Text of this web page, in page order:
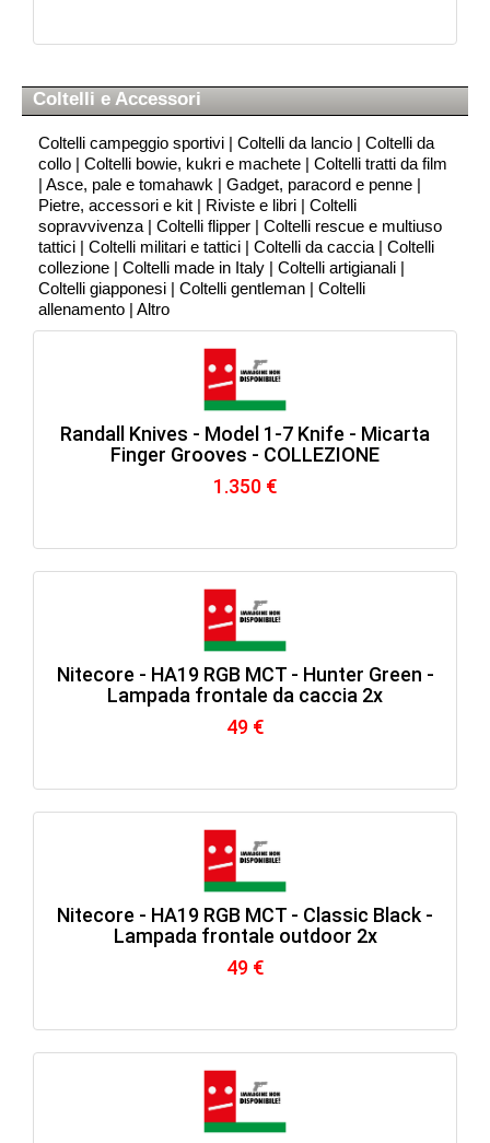
Coltelli e Accessori
Coltelli campeggio sportivi | Coltelli da lancio | Coltelli da
collo | Coltelli bowie, kukri e machete | Coltelli tratti da film
| Asce, pale e tomahawk | Gadget, paracord e penne |
Pietre, accessori e kit | Riviste e libri | Coltelli
sopravvivenza | Coltelli flipper | Coltelli rescue e multiuso
tattici | Coltelli militari e tattici | Coltelli da caccia | Coltelli
collezione | Coltelli made in Italy | Coltelli artigianali |
Coltelli giapponesi | Coltelli gentleman | Coltelli
allenamento | Altro
Randall Knives - Model 1-7 Knife - Micarta
Finger Grooves - COLLEZIONE
1.350 €
Nitecore - HA19 RGB MCT - Hunter Green -
Lampada frontale da caccia 2x
49 €
Nitecore - HA19 RGB MCT - Classic Black -
Lampada frontale outdoor 2x
49 €